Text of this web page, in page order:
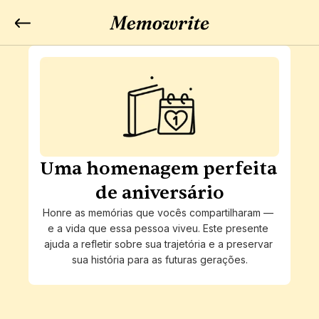
Uma homenagem perfeita
de aniversário
Honre as memórias que vocês compartilharam —
e a vida que essa pessoa viveu. Este presente
ajuda a refletir sobre sua trajetória e a preservar
sua história para as futuras gerações.